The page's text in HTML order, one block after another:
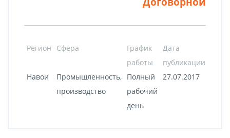
Регион Сфера
График
работы
Дата
публикации
Навои
Промышленность,
производство
Полный
рабочий
день
27.07.2017